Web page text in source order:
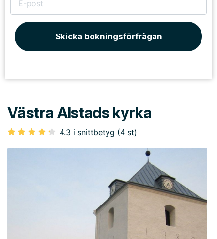
Skicka bokningsförfrågan
Västra Alstads kyrka
4.3 i snittbetyg (4 st)